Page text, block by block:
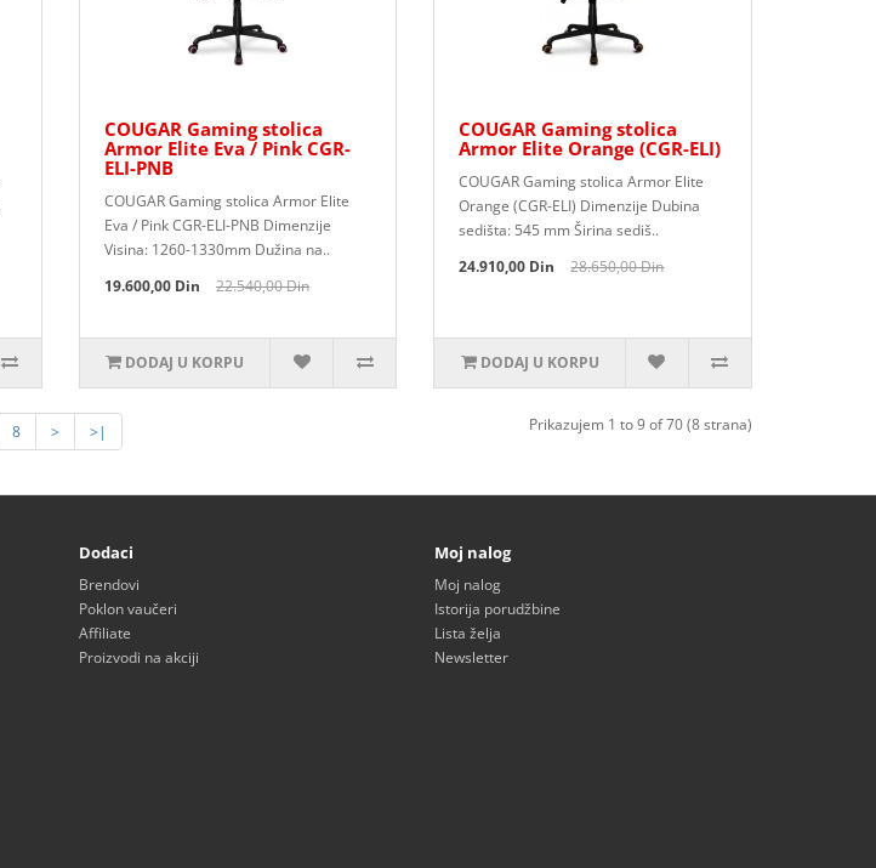
COUGAR Gaming stolica
Armor Elite Eva / Pink CGR-
ELI-PNB
COUGAR Gaming stolica Armor Elite
Eva / Pink CGR-ELI-PNB Dimenzije
Visina: 1260-1330mm Dužina na..
19.600,00 Din
22.540,00 Din
DODAJ U KORPU
COUGAR Gaming stolica
Armor Elite Orange (CGR-ELI)
COUGAR Gaming stolica Armor Elite
Orange (CGR-ELI) Dimenzije Dubina
sedišta: 545 mm Širina sediš..
24.910,00 Din
28.650,00 Din
DODAJ U KORPU
8 > >| Prikazujem 1 to 9 of 70 (8 strana)
Dodaci
Brendovi
Poklon vaučeri
Affiliate
Proizvodi na akciji
Moj nalog
Moj nalog
Istorija porudžbine
Lista želja
Newsletter